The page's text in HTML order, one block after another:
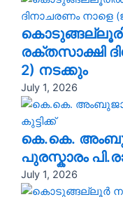
രക്തസാക്ഷി
2) നടക്കും
July 1, 2026
കെ.കെ.
പുരസ്കാരം
July 1, 2026